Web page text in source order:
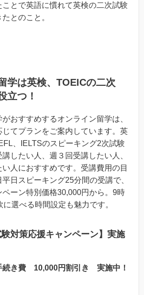
ことで英語に慣れて英検の二次試験
とのこと。
学は英検、TOEICの二次
立つ！
おすすめするオンライン留学は、
てプランをご案内しています。英
、IELTSのスピーキング2次試験
したい人、週３回受講したい人、
人におすすめです。受講費用の目
日スピーキング25分間の受講で、
ーン特別価格30,000円から。9時
選べる時間設定も魅力です。
験対策応援キャンペーン】実施
続き費 10,000円割引き 実施中！